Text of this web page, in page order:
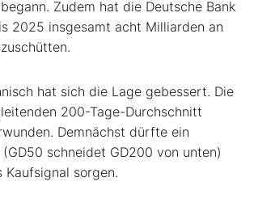
Zudem hat die Deutsche Bank
2025 insgesamt acht Milliarden an
hat sich die Lage gebessert. Die
200-Tage-Durchschnitt
Demnächst dürfte ein
schneidet GD200 von unten)
sorgen.